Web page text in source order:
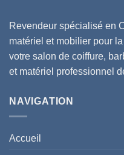
Revendeur spécialisé en
matériel et mobilier pour
votre salon de coiffure,
et matériel professionnel
NAVIGATION
Accueil